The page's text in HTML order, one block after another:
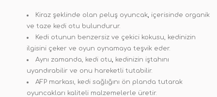
Kiraz şeklinde olan peluş oyuncak, içerisinde organik
ve taze kedi otu bulundurur.
Kedi otunun benzersiz ve çekici kokusu, kedinizin
ilgisini çeker ve oyun oynamaya teşvik eder.
Aynı zamanda, kedi otu, kedinizin iştahını
uyandırabilir ve onu hareketli tutabilir.
AFP markası, kedi sağlığını ön planda tutarak
oyuncakları kaliteli malzemelerle üretir.